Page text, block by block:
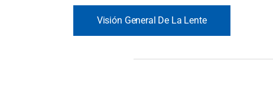
Visión General De La Lente